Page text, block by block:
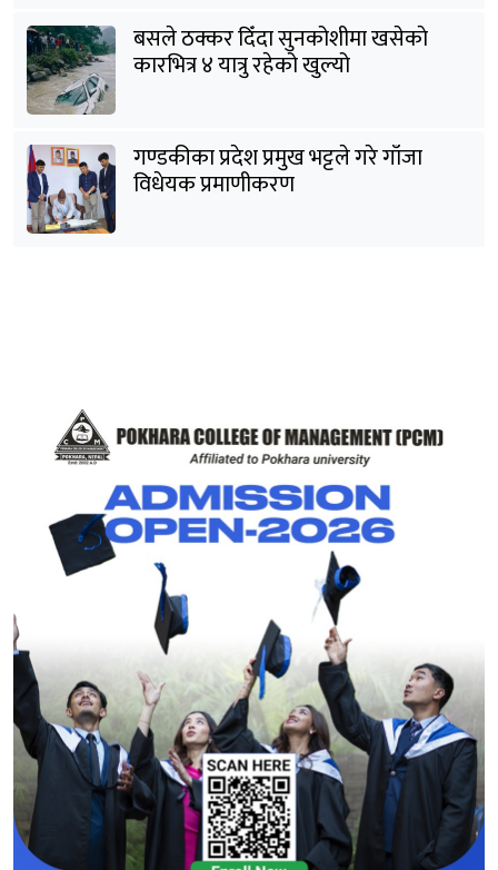
बसले ठक्कर दिँदा सुनकोशीमा खसेकाे
कारभित्र ४ यात्रु रहेको खुल्यो
गण्डकीका प्रदेश प्रमुख भट्टले गरे गाँजा
विधेयक प्रमाणीकरण